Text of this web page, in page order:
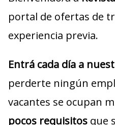
portal de ofertas de
experiencia previa.
Entrá cada día a
perderte ningún
vacantes se ocupan
pocos requisitos que